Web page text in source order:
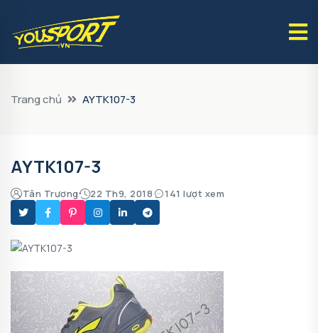
Trang chủ AYTK107-3
AYTK107-3
Tân Trương 22 Th9, 2018 141 lượt xem